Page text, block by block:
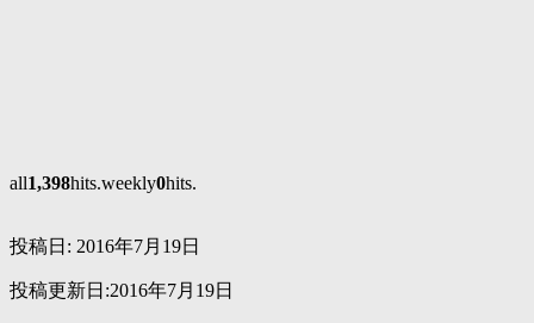
all1,398hits.weekly0hits.
投稿日: 2016年7月19日
投稿更新日:2016年7月19日